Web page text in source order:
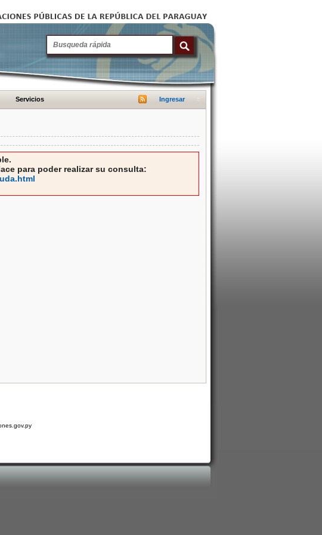
Servicios Ingresar
para poder realizar su consulta: